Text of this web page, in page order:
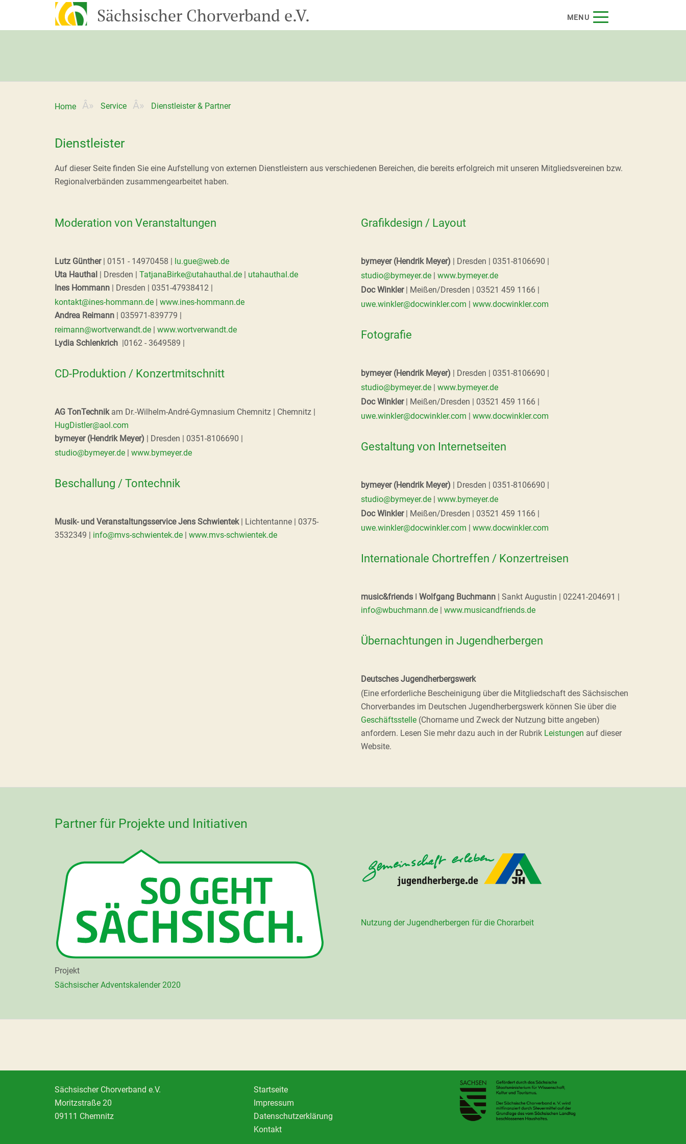
Sächsischer Chorverband e.V. MENU
Home Service Dienstleister & Partner
Dienstleister
Auf dieser Seite finden Sie eine Aufstellung von externen Dienstleistern aus verschiedenen Bereichen, die bereits erfolgreich mit unseren Mitgliedsvereinen bzw.
Regionalverbänden zusammengearbeitet haben.
Moderation von Veranstaltungen
Lutz Günther| 0151 - 14970458 | lu.gue@web.de
Uta Hauthal | Dresden | TatjanaBirke@utahauthal.de | utahauthal.de
Ines Hommann | Dresden | 0351-47938412 |
kontakt@ines-hommann.de | www.ines-hommann.de
Andrea Reimann | 035971-839779 |
reimann@wortverwandt.de | www.wortverwandt.de
Lydia Schlenkrich |0162 - 3649589 |
CD-Produktion / Konzertmitschnitt
AG TonTechnikam Dr.-Wilhelm-André-Gymnasium Chemnitz | Chemnitz |
HugDistler@aol.com
bymeyer (Hendrik Meyer) | Dresden | 0351-8106690 |
studio@bymeyer.de | www.bymeyer.de
Beschallung / Tontechnik
Musik- und Veranstaltungsservice Jens Schwientek| Lichtentanne | 0375-
3532349 | info@mvs-schwientek.de | www.mvs-schwientek.de
Grafikdesign / Layout
bymeyer (Hendrik Meyer) | Dresden | 0351-8106690 |
studio@bymeyer.de | www.bymeyer.de
Doc Winkler| Meißen/Dresden | 03521 459 1166 |
uwe.winkler@docwinkler.com | www.docwinkler.com
Fotografie
bymeyer (Hendrik Meyer) | Dresden | 0351-8106690 |
studio@bymeyer.de | www.bymeyer.de
Doc Winkler| Meißen/Dresden | 03521 459 1166 |
uwe.winkler@docwinkler.com | www.docwinkler.com
Gestaltung von Internetseiten
bymeyer (Hendrik Meyer) | Dresden | 0351-8106690 |
studio@bymeyer.de | www.bymeyer.de
Doc Winkler | Meißen/Dresden | 03521 459 1166 |
uwe.winkler@docwinkler.com | www.docwinkler.com
Internationale Chortreffen / Konzertreisen
music&friends I Wolfgang Buchmann | Sankt Augustin | 02241-204691 |
info@wbuchmann.de | www.musicandfriends.de
Übernachtungen in Jugendherbergen
Deutsches Jugendherbergswerk
(Eine erforderliche Bescheinigung über die Mitgliedschaft des Sächsischen
Chorverbandes im Deutschen Jugendherbergswerk können Sie über die
Geschäftsstelle (Chorname und Zweck der Nutzung bitte angeben)
anfordern. Lesen Sie mehr dazu auch in der Rubrik Leistungen auf dieser
Website.
Partner für Projekte und Initiativen
Projekt
Sächsischer Adventskalender 2020
Nutzung der Jugendherbergen für die Chorarbeit
Sächsischer Chorverband e.V.
Moritzstraße 20
09111 Chemnitz
Startseite
Impressum
Datenschutzerklärung
Kontakt